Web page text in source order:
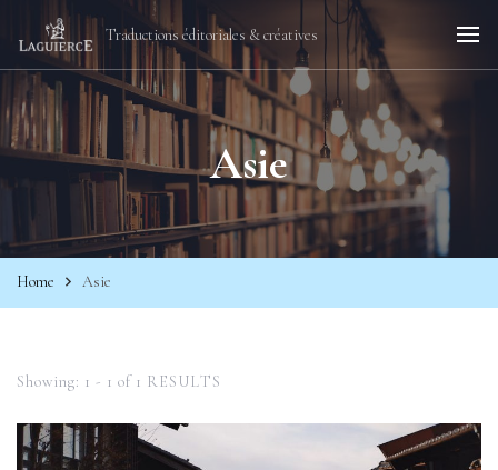
Traductions éditoriales & créatives
Asie
Home Asie
Showing: 1 - 1 of 1 RESULTS